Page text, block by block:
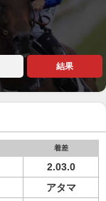
結果
着差
2.03.0
アタマ